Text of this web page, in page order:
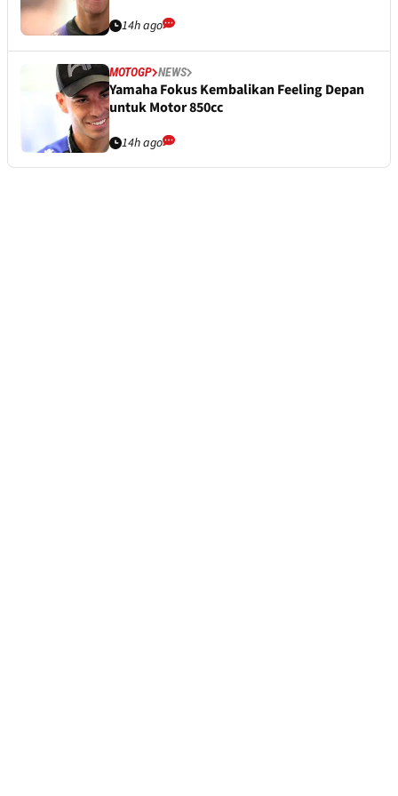
14h ago
MOTOGP NEWS
Yamaha Fokus Kembalikan Feeling Depan
untuk Motor 850cc
14h ago